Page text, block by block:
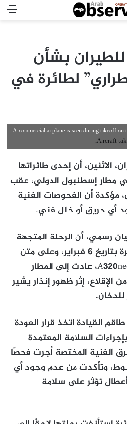
بشأن
لطائرة في
A commercial airplane is seen during takeoff
الاثنين، أن إحدى طائراتها
مطار إسطنبول الدولي، عقب
مؤكدة أن الفحوصات الفنية
أي حريق أو خلل فني.
رسمي، أن الرحلة المتجهة
من إسطنبول إلى القاهرة بتاريخ 6 فبراير، وعلى متن
طائرة من طراز إيرباص A320neo، عادت إلى المطار
إثر ظهور إنذار يشير
القيادة اتخذ قرار العودة
السلامة المعتمدة
الفنية المختصة أجرت فحصًا
وتأكدت من عدم وجود أي
تؤثر على سلامة